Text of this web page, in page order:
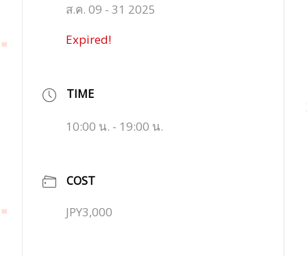
ส.ค. 09 - 31 2025
Expired!
TIME
10:00 น. - 19:00 น.
COST
JPY3,000